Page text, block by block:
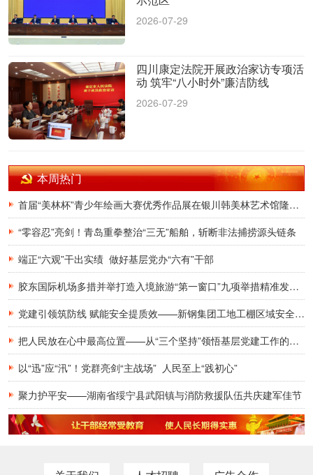
2026-07-29
四川康定法院开展政治家访专项活
动 筑牢“八小时外”廉洁防线
2026-07-29
本周热门
首届“美林杯”青少年绘画大赛优秀作品展在银川韩美林艺术馆隆重开幕
“零容忍”亮剑！青岛重拳整治“三无”船舶，斩断非法捕捞源头链条
端正“六观”干出实绩 做好基层党办“六有”干部
胶东国际机场多措并举打造入境旅游“第一窗口”九项举措精准发力，助力青岛建设国际滨海旅游度假胜地
党建引领筑防线 赋能安全提质效——新钢集团工地工棚区域安全管理创新实践研究
把人民放在心中最高位置——从“三个坚持”领悟基层党建工作的为民初心
以“迅”应“汛”！党群亮剑“主战场” 人民至上“践初心”
聚力护平安——湖南省绥宁县武阳镇与消防救援队伍共庆建军佳节